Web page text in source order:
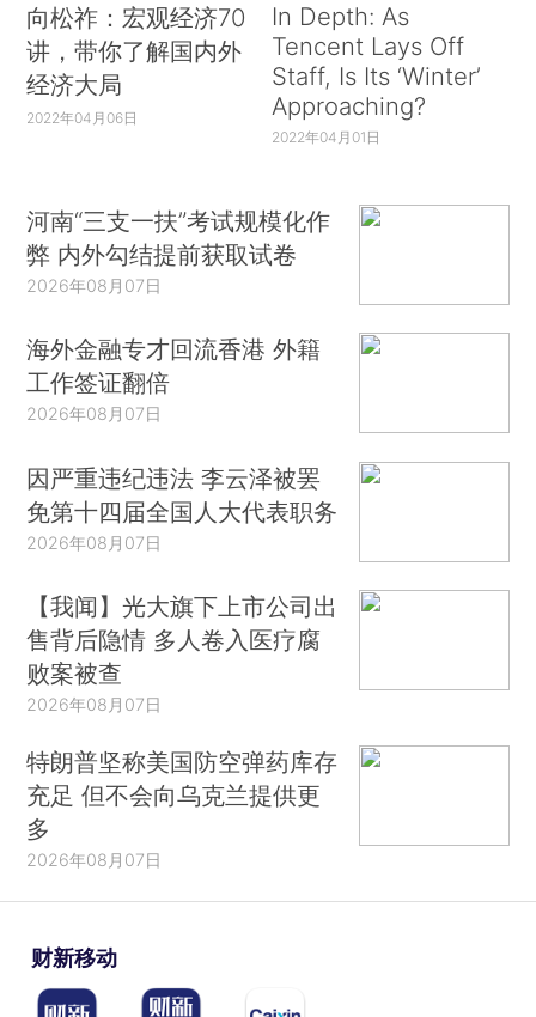
向松祚：宏观经济70
讲，带你了解国内外
经济大局
2022年04月06日
In Depth: As
Tencent Lays Off
Staff, Is Its ‘Winter’
Approaching?
2022年04月01日
河南“三支一扶”考试规模化作
弊 内外勾结提前获取试卷
2026年08月07日
海外金融专才回流香港 外籍
工作签证翻倍
2026年08月07日
因严重违纪违法 李云泽被罢
免第十四届全国人大代表职务
2026年08月07日
【我闻】光大旗下上市公司出
售背后隐情 多人卷入医疗腐
败案被查
2026年08月07日
特朗普坚称美国防空弹药库存
充足 但不会向乌克兰提供更
多
2026年08月07日
财新移动